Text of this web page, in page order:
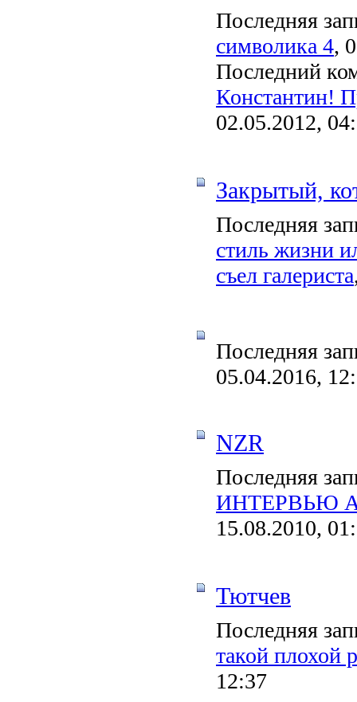
Последняя
символика 4,
Последний
Константин!
02.05.2012,
Закрытый,
Последняя
стиль жизни
съел галериста
Последняя
05.04.2016,
NZR
Последняя
ИНТЕРВЬЮ
15.08.2010,
Тютчев
Последняя
такой плохой
12:37